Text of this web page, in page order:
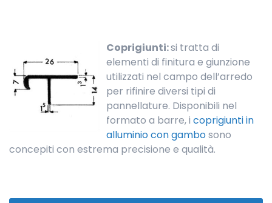
Coprigiunti:si tratta di
elementi di finitura e giunzione
utilizzati nel campo dell’arredo
per rifinire diversi tipi di
pannellature. Disponibili nel
formato a barre, i coprigiunti in
alluminio con gambosono
concepiti con estrema precisione e qualità.